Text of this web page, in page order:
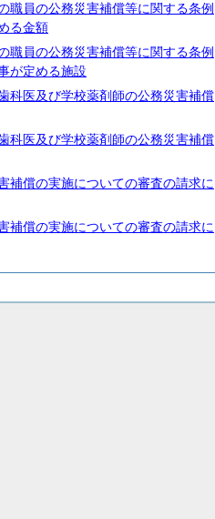
職員の公務災害補償等に関する条例
る金額
職員の公務災害補償等に関する条例
が定める施設
科医及び学校薬剤師の公務災害補償
科医及び学校薬剤師の公務災害補償
補償の実施についての審査の請求に
補償の実施についての審査の請求に